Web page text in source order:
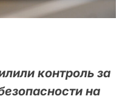
контроль за
на